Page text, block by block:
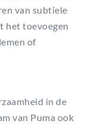
van subtiele
het toevoegen
of
in de
van Puma ook